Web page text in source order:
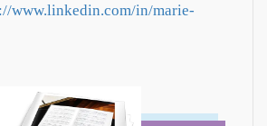
www.linkedin.com/in/marie-